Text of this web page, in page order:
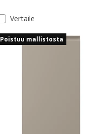
Tulosluettelo
Vertaile
Poistuu mallistosta